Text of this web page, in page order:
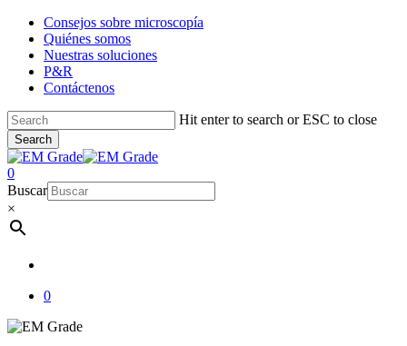
Skip
main
content
Consejos sobre microscopía
Quiénes somos
Nuestras soluciones
P&R
Contáctenos
Hit enter to search or ESC to close
Search
Close
Search
account
0
Menu
Buscar
×
0